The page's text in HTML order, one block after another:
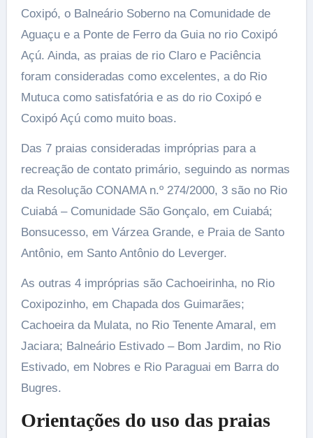
Coxipó, o Balneário Soberno na Comunidade de
Aguaçu e a Ponte de Ferro da Guia no rio Coxipó
Açú. Ainda, as praias de rio Claro e Paciência
foram consideradas como excelentes, a do Rio
Mutuca como satisfatória e as do rio Coxipó e
Coxipó Açú como muito boas.
Das 7 praias consideradas impróprias para a
recreação de contato primário, seguindo as normas
da Resolução CONAMA n.º 274/2000, 3 são no Rio
Cuiabá – Comunidade São Gonçalo, em Cuiabá;
Bonsucesso, em Várzea Grande, e Praia de Santo
Antônio, em Santo Antônio do Leverger.
As outras 4 impróprias são Cachoeirinha, no Rio
Coxipozinho, em Chapada dos Guimarães;
Cachoeira da Mulata, no Rio Tenente Amaral, em
Jaciara; Balneário Estivado – Bom Jardim, no Rio
Estivado, em Nobres e Rio Paraguai em Barra do
Bugres.
Orientações do uso das praias